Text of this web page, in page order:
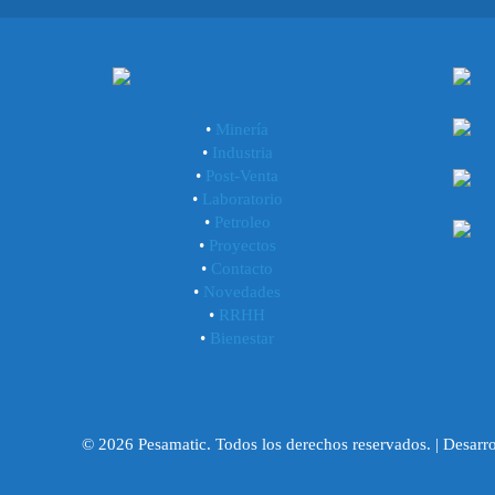
• Minería
•Industria
• Post-Venta
• Laboratorio
• Petroleo
• Proyectos
• Contacto
• Novedades
• RRHH
• Bienestar
© 2026 Pesamatic. Todos los derechos reservados. |